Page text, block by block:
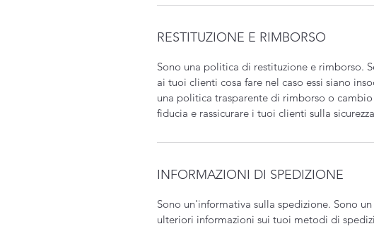
RESTITUZIONE E RIMBORSO
Sono una politica di restituzione e rimborso.
ai tuoi clienti cosa fare nel caso essi siano
una politica trasparente di rimborso o
fiducia e rassicurare i tuoi clienti sulla
INFORMAZIONI DI SPEDIZIONE
Sono un'informativa sulla spedizione. Sono
ulteriori informazioni sui tuoi metodi di